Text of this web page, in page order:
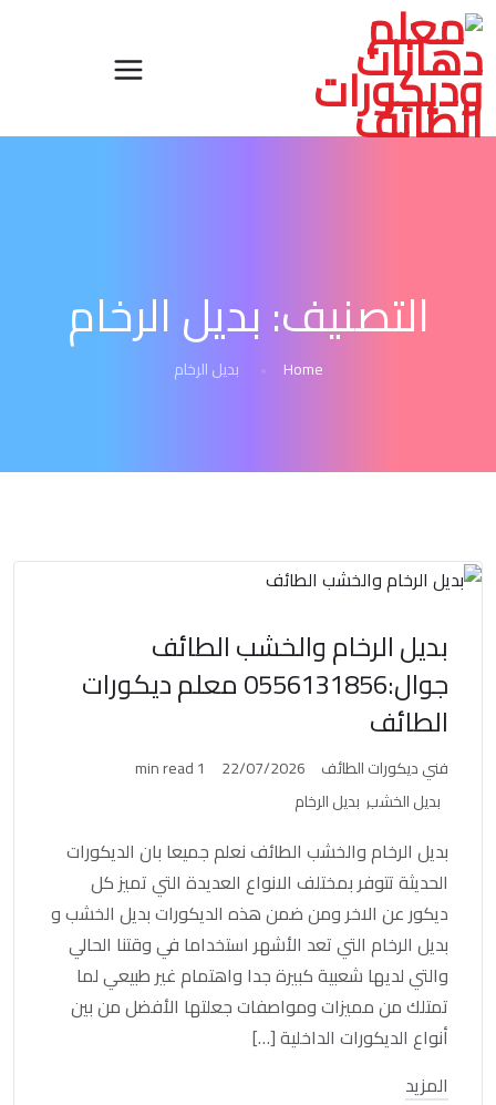
التصنيف: بديل الرخام
Home بديل الرخام
بديل الرخام والخشب الطائف
جوال:0556131856 معلم ديكورات
الطائف
فني ديكورات الطائف 22/07/2026
1 min read
بديل الخشب بديل الرخام
بديل الرخام والخشب الطائف نعلم جميعا بان الديكورات
الحديثة تتوفر بمختلف الانواع العديدة التي تميز كل
ديكور عن الاخر ومن ضمن هذه الديكورات بديل الخشب و
بديل الرخام التي تعد الأشهر استخداما في وقتنا الحالي
والتي لديها شعبية كبيرة جدا واهتمام غير طبيعي لما
تمتلك من مميزات ومواصفات جعلتها الأفضل من بين
أنواع الديكورات الداخلية […]
المزيد